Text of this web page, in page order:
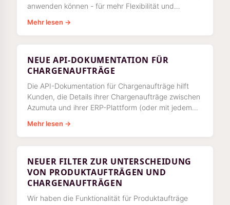
anwenden können - für mehr Flexibilität und
Mehr lesen →
NEUE API-DOKUMENTATION FÜR
CHARGENAUFTRÄGE
Die API-Dokumentation für Chargenaufträge hilft
Kunden, die Details ihrer Chargenaufträge zwischen
Azumuta und ihrer ERP-Plattform (oder mit jedem
Mehr lesen →
NEUER FILTER ZUR UNTERSCHEIDUNG
VON PRODUKTAUFTRÄGEN UND
CHARGENAUFTRÄGEN
Wir haben die Funktionalität für Produktaufträge